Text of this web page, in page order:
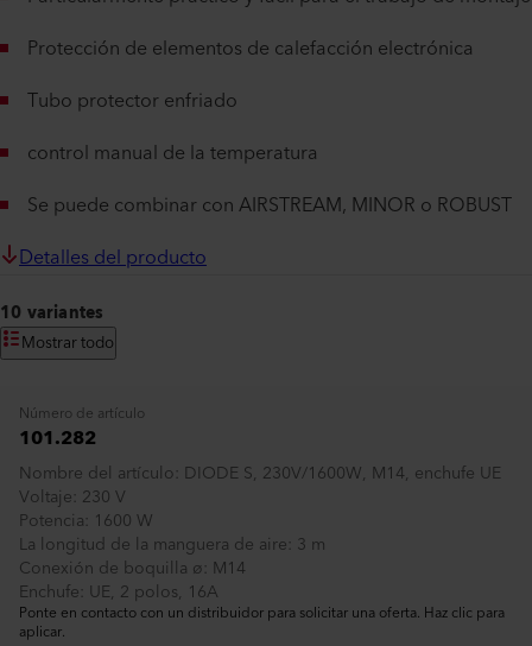
Protección de elementos de calefacción electrónica
Tubo protector enfriado
control manual de la temperatura
Se puede combinar con AIRSTREAM, MINOR o ROBUST
Detalles del producto
10 variantes
Mostrar todo
Número de artículo
101.282
Nombre del artículo DIODE S, 230V/1600W, M14, enchufe UE
Voltaje 230 V
Potencia 1600 W
La longitud de la manguera de aire 3 m
Conexión de boquilla ø M14
Enchufe UE, 2 polos, 16A
Ponte en contacto con un distribuidor para solicitar una oferta. Haz clic para
aplicar.